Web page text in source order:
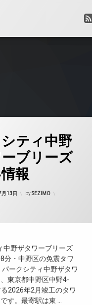
ティ中野
ブリーズ
報
13日 bySEZIMO
中野ザタワーブリーズ
分・中野区の免震タワ
パークシティ中野ザタワ
東京都中野区中野4-
2026年2月竣工のタワ
す。最寄駅は東 …